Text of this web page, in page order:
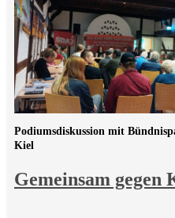
Gemeinsam
Podiumsdiskussion mit
Kiel